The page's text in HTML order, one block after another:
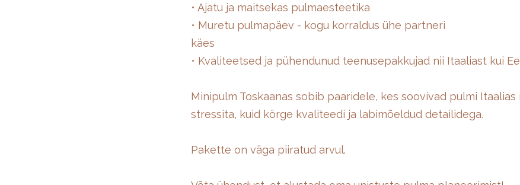
• Ajatu ja maitsekas pulmaesteetika
• Muretu pulmapäev - kogu korraldus ühe partneri
käes
• Kvaliteetsed ja pühendunud teenusepakkujad nii Itaaliast kui
Minipulm Toskaanas sobib paaridele, kes soovivad pulmi Itaalias
stressita, kuid körge kvaliteedi ja labimõeldud detailidega.
Pakette on väga piiratud arvul.